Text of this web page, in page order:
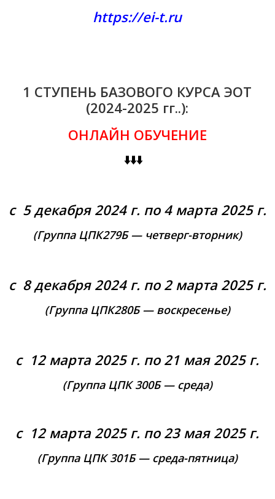
https://ei-t.ru
1 СТУПЕНЬ БАЗОВОГО КУРСА ЭОТ
(2024-2025 гг..):
ОНЛАЙН ОБУЧЕНИЕ
⬇️⬇️⬇️⠀
с 5 декабря 2024 г. по 4 марта 2025 г.
(Группа ЦПК279Б — четверг-вторник)
с 8 декабря 2024 г. по 2 марта 2025 г.
(Группа ЦПК280Б — воскресенье)
с 12 марта 2025 г. по 21 мая 2025 г.
(Группа ЦПК 300Б — среда)
с 12 марта 2025 г. по 23 мая 2025 г.
(Группа ЦПК 301Б — среда-пятница)